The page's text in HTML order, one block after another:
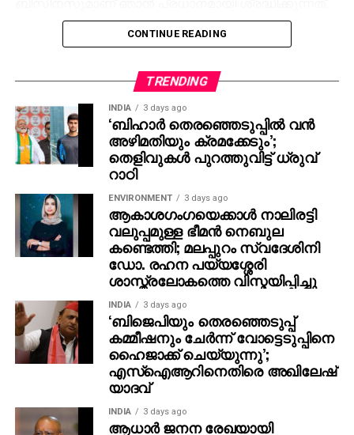
ജനങ്ങള്‍ക്ക് മുന്നില്‍ സംസാരിക്കാന്‍ അറിയില്ല.
പൊതുവേദിയില്‍ സംസാരിക്കാന്‍ പറ്റുന്നില്ല’ അതിന്റെ
പങ്കെടുക്കാന്‍ താല്‍പര്യമില്ലെന്നല്ല,
താല്‍പര്യമുണ്ട്’പക്ഷേ കഴിയുന്നില്ല. പിന്നെ പത്ത്
പേരില്‍ രണ്ടുപേര്‍ എനിക്കു ചൊറിയും എന്റെ
സ്വഭാവത്തിന് അനുസരിച്ച് ഞാന്‍ എന്തെങ്കിലുമൊക്കെ
പറയാം, അതാണ് പിന്നെ പ്രശ്‌നമാകുന്നത്.
അതിനേക്കാള്‍ നല്ലത് വീടിനുള്ളില്‍ ഇരിക്കുക
തന്നെയാണ്, എന്നാണ് വിനായകന്‍ വ്യക്തമാക്കിയത്.
CONTINUE READING
TRENDING
INDIA 3 days ago
‘ബിഹാർ തെരഞ്ഞെടുപ്പിൽ വൻ
അഴിമതിയും ക്രമക്കേടും’;
തെളിവുകൾ പുറത്തുവിട്ട് ധ്രുവ്
റാഠി
ENVIRONMENT 3 days ago
ആകാശഗംഗയെക്കാള്‍ നാലിരട്ടി
വലുപ്പമുള്ള ഭീമന്‍ നെബുല
കണ്ടെത്തി; മലപ്പുറം സ്വദേശിനി
ഡോ. രഹന പയ്യശ്ശേരി
ശാസ്ത്രലോകത്തെ വിസ്മയിപ്പിച്ചു
INDIA 3 days ago
‘ബിജെപിയും തെരഞ്ഞെടുപ്പ്
കമ്മീഷനും ചേർന്ന് വോട്ടെടുപ്പിനെ
ഹൈജാക്ക് ചെയ്യുന്നു’;
എസ്ഐആറിനെതിരെ അഖിലേഷ്
യാദവ്
INDIA 3 days ago
ആധാർ ജനന രേഖയായി